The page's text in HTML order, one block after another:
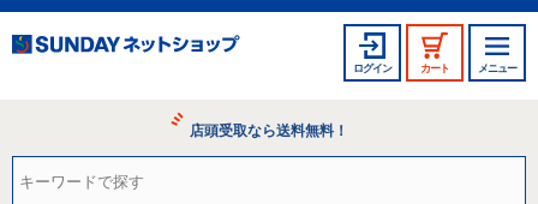
ログイン カート メニュー
店頭受取なら送料無料！